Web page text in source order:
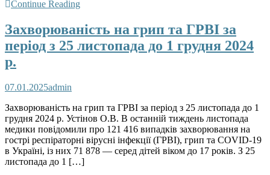
Continue Reading
Захворюваність на грип та ГРВІ за
період з 25 листопада до 1 грудня 2024
р.
07.01.2025admin
Захворюваність на грип та ГРВІ за період з 25 листопада до 1
грудня 2024 р. Устінов О.В. В останній тиждень листопада
медики повідомили про 121 416 випадків захворювання на
гострі респіраторні вірусні інфекції (ГРВІ), грип та COVID-19
в Україні, із них 71 878 — серед дітей віком до 17 років. З 25
листопада до 1 […]